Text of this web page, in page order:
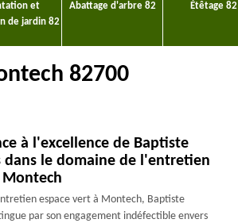
et
de jardin 82
Abattage d'arbre 82 Étêtage 82
82700
à l'excellence de Baptiste
dans le domaine de l'entretien
Montech
espace vert à Montech, Baptiste
par son engagement indéfectible envers